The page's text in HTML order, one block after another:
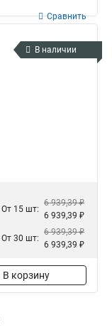
Сравнить
В наличии
От 15 шт:
6 939,39 ₽
6 939,39 ₽
От 30 шт:
6 939,39 ₽
6 939,39 ₽
В корзину